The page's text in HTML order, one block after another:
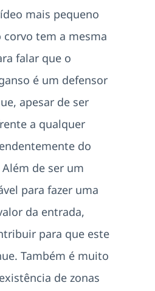
mais pequeno
corvo tem a mesma
falar que o
é um defensor
apesar de ser
a qualquer
do
de ser um
para fazer uma
da entrada,
para que este
Também é muito
de zonas